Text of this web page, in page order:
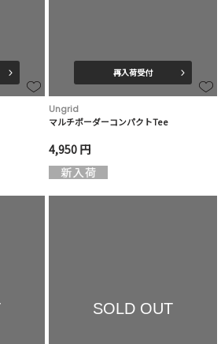
再入荷受付
Ungrid
マルチボーダーコンパクトTee
4,950 円
SOLD OUT